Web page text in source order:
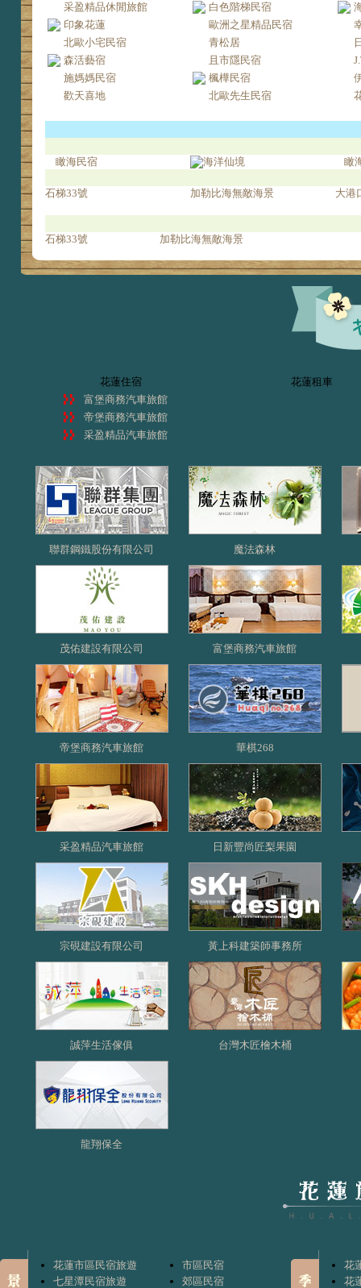
采盈精品休閒旅館
印象花蓮
北歐小宅民宿
森活藝宿
施媽媽民宿
歡天喜地
白色階梯民宿
歐洲之星精品民宿
青松居
且市隱民宿
楓樺民宿
北歐先生民宿
瞰海民宿 海洋仙境 瞰
石梯33號 加勒比海無敵海景 大港
石梯33號 加勒比海無敵海景
花蓮住宿
富堡商務汽車旅館
帝堡商務汽車旅館
采盈精品汽車旅館
花蓮租車
聯群鋼鐵股份有限公司 魔法森林
茂佑建設有限公司 富堡商務汽車旅館
帝堡商務汽車旅館 華棋268
采盈精品汽車旅館 日新豐尚匠梨果園
宗硯建設有限公司 黃上科建築師事務所
誠萍生活傢俱 台灣木匠檜木桶
龍翔保全
花蓮市區民宿旅遊
七星潭民宿旅遊
市區民宿
郊區民宿
花
花